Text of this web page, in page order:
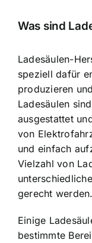
Was sind
Ladesäulen-
speziell dafür
produzieren
Ladesäulen
ausgestattet
von
und einfach
Vielzahl von
gerecht werden.
Einige
bestimmte